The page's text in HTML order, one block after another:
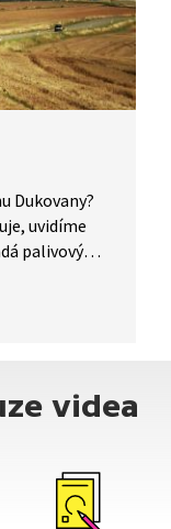
Dukovany?
uvidíme
palivový
videa